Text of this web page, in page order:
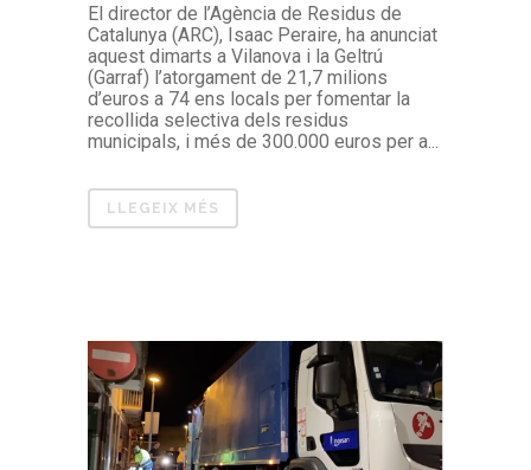
El director de l’Agència de Residus de
Catalunya (ARC), Isaac Peraire, ha anunciat
aquest dimarts a Vilanova i la Geltrú
(Garraf) l’atorgament de 21,7 milions
d’euros a 74 ens locals per fomentar la
recollida selectiva dels residus
municipals, i més de 300.000 euros per a...
LLEGEIX MÉS